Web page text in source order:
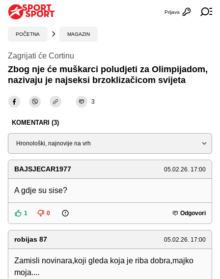
Otvori
Prijava
POČETNA MAGAZIN
Zagrijati će Cortinu
Zbog nje će muškarci poludjeti za Olimpijadom,
nazivaju je najseksi brzoklizačicom svijeta
3
KOMENTARI (3)
Sortiraj
BAJSJECAR1977 05.02.26. 17:00
A gdje su sise?
1 0 Odgovori
robijas 87 05.02.26. 17:00
Zamisli novinara,koji gleda koja je riba dobra,majko
moja....